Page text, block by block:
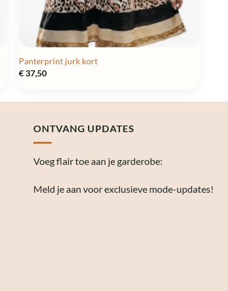
Panterprint jurk kort
€37,50
ONTVANG UPDATES
Voeg flair toe aan je garderobe:
Meld je aan voor exclusieve mode-updates!